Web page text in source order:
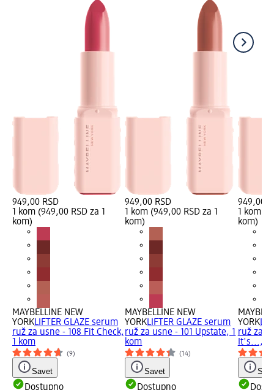
949,00 RSD
1 kom (949,00 RSD za 1
kom)
MAYBELLINE NEW
YORKLIFTER GLAZE serum
ruž za usne - 108 Fit Check,
1 kom
(9)
Savet
Dostupno
949,00 RSD
1 kom (949,00 RSD za 1
kom)
MAYBELLINE NEW
YORKLIFTER GLAZE serum
ruž za usne - 101 Upstate, 1
kom
(14)
Savet
Dostupno
949,00
1 kom
kom)
YORK
ruž za
It's..., 1